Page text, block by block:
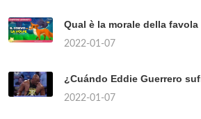
Qual è la morale della
2022-01-07
¿Cuándo Eddie Guerrero
2022-01-07